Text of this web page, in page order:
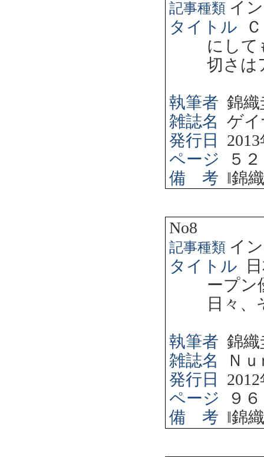
記事種類 イ
タイトル
にして
切さは
執筆者 錦織
雑誌名 ゲ
発行日
2013
ページ
５
備 考 ‖錦
No8
記事種類 イ
タイトル
ープ
日々、
執筆者 錦織
雑誌名
Ｎ
発行日
2012
ページ
９
備 考 ‖錦